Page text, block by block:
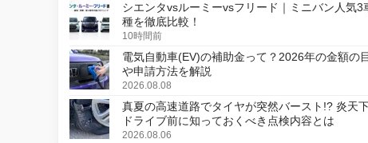
シエンタvsルーミーvsフリード｜ミニバン人気3
種を徹底比較！
10時間前
電気自動車(EV)の補助金って？2026年の金額の
や申請方法を解説
2026.08.08
真夏の高速道路でタイヤが突然バースト!? 炎天
ドライブ前に知っておくべき点検内容とは
2026.08.06